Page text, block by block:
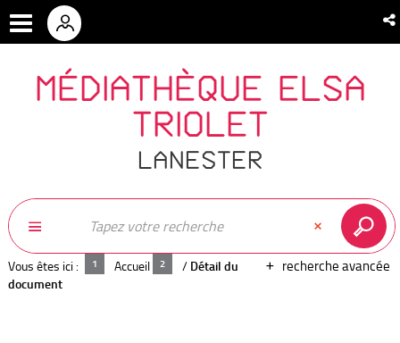
MÉDIATHÈQUE ELSA
TRIOLET
LANESTER
recherche avancée
Vous êtes ici : Accueil / Détail du
document